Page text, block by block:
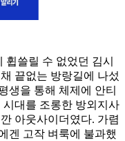
쓸릴 수 없었던 김시
끝없는 방랑길에 나섰
생을 통해 체제에 안티
대를 조롱한 방외지사
아웃사이더였다. 가렴
겐 고작 벼룩에 불과했